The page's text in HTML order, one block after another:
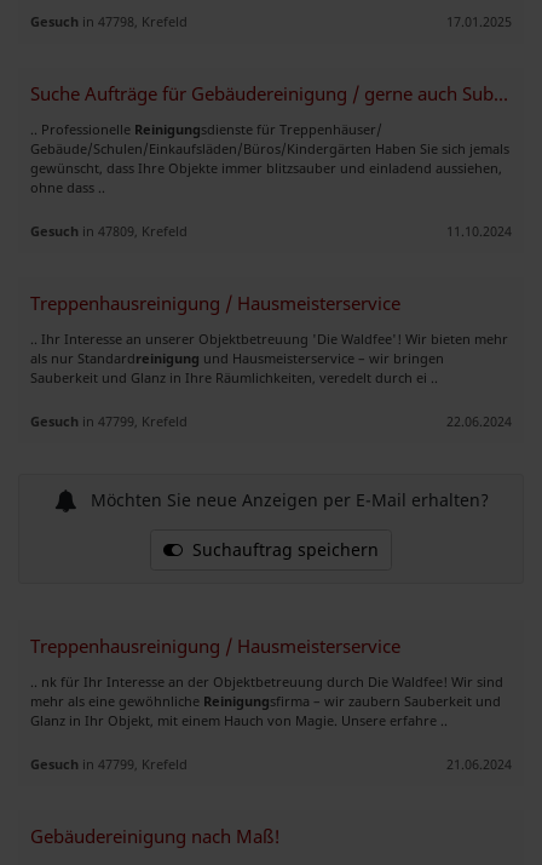
Gesuch in 47798, Krefeld 17.01.2025
Suche Aufträge für Gebäudereinigung / gerne auch Subunternehmer
.. Professionelle Reinigungsdienste für Treppenhäuser/
Gebäude/Schulen/Einkaufsläden/Büros/Kindergärten Haben Sie sich jemals
gewünscht, dass Ihre Objekte immer blitzsauber und einladend aussiehen,
ohne dass ..
Gesuch in 47809, Krefeld 11.10.2024
Treppenhausreinigung / Hausmeisterservice
.. Ihr Interesse an unserer Objektbetreuung 'Die Waldfee'! Wir bieten mehr
als nur Standardreinigung und Hausmeisterservice – wir bringen
Sauberkeit und Glanz in Ihre Räumlichkeiten, veredelt durch ei ..
Gesuch in 47799, Krefeld 22.06.2024
Möchten Sie neue Anzeigen per E-Mail erhalten?
Suchauftrag speichern
Treppenhausreinigung / Hausmeisterservice
.. nk für Ihr Interesse an der Objektbetreuung durch Die Waldfee! Wir sind
mehr als eine gewöhnliche Reinigungsfirma – wir zaubern Sauberkeit und
Glanz in Ihr Objekt, mit einem Hauch von Magie. Unsere erfahre ..
Gesuch in 47799, Krefeld 21.06.2024
Gebäudereinigung nach Maß!